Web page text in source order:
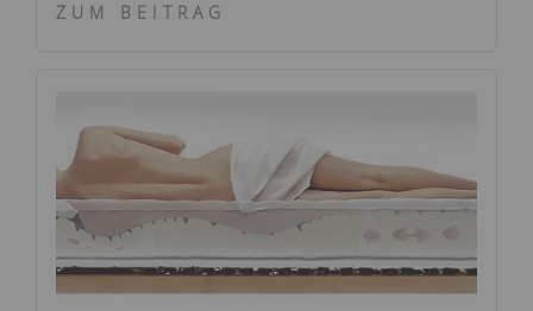
ZUM BEITRAG